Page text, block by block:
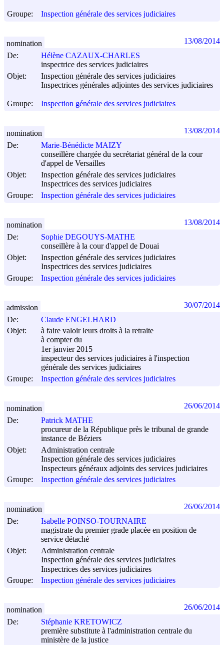
Groupe: Inspection générale des services judiciaires
De:
Hélène CAZAUX-CHARLES
inspectrice des services judiciaires
Objet:
Inspection générale des services judiciaires
Inspectrices générales adjointes des services judiciaires
Groupe: Inspection générale des services judiciaires
nomination 13/08/2014
De:
Marie-Bénédicte MAIZY
conseillère chargée du secrétariat général de la cour
d'appel de Versailles
Objet:
Inspection générale des services judiciaires
Inspectrices des services judiciaires
Groupe:
Inspection générale des services judiciaires
nomination 13/08/2014
De:
Sophie DEGOUYS-MATHE
conseillère à la cour d'appel de Douai
Objet:
Inspection générale des services judiciaires
Inspectrices des services judiciaires
Groupe:
Inspection générale des services judiciaires
nomination 13/08/2014
De:
Claude ENGELHARD
Objet:
à faire valoir leurs droits à la retraite
à compter du
1er janvier 2015
inspecteur des services judiciaires à l'inspection
générale des services judiciaires
Groupe:
Inspection générale des services judiciaires
admission 30/07/2014
De:
Patrick MATHE
procureur de la République près le tribunal de grande
instance de Béziers
Objet:
Administration centrale
Inspection générale des services judiciaires
Inspecteurs généraux adjoints des services judiciaires
Groupe:
Inspection générale des services judiciaires
nomination 26/06/2014
De:
Isabelle POINSO-TOURNAIRE
magistrate du premier grade placée en position de
service détaché
Objet:
Administration centrale
Inspection générale des services judiciaires
Inspectrices des services judiciaires
Groupe:
Inspection générale des services judiciaires
nomination 26/06/2014
De:
Stéphanie KRETOWICZ
première substitute à l'administration centrale du
ministère de la justice
nomination 26/06/2014